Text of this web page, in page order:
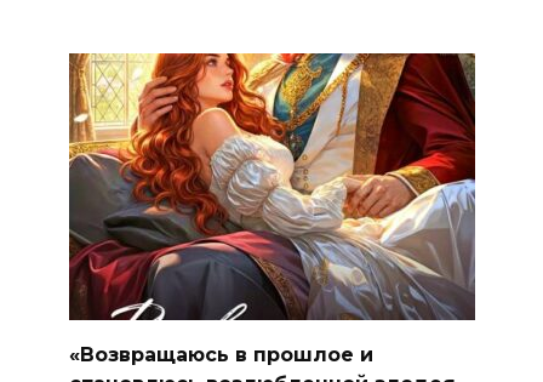
«Возвращаюсь в прошлое и